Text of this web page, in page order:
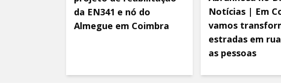
da EN341 e nó do
Almegue em Coimbra
Notícias | Em
vamos
estradas em
as pessoas